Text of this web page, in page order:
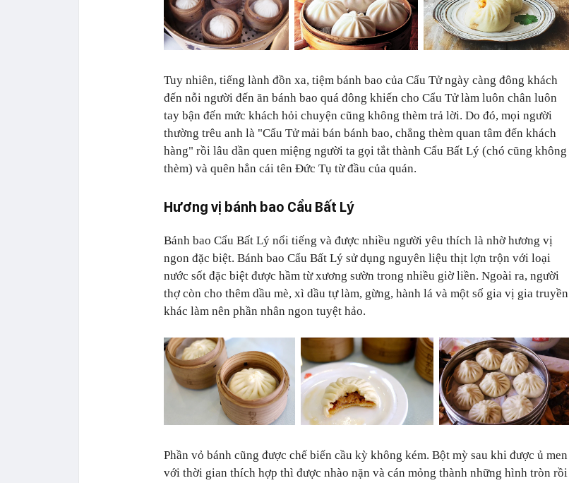
Tuy nhiên, tiếng lành đồn xa, tiệm bánh bao của Cẩu Tử ngày càng đông khách
đến nỗi người đến ăn bánh bao quá đông khiến cho Cẩu Tử làm luôn chân luôn
tay bận đến mức khách hỏi chuyện cũng không thèm trả lời. Do đó, mọi người
thường trêu anh là "Cẩu Tử mải bán bánh bao, chẳng thèm quan tâm đến khách
hàng" rồi lâu dần quen miệng người ta gọi tắt thành Cẩu Bất Lý (chó cũng không
thèm) và quên hẳn cái tên Đức Tụ từ đầu của quán.
Hương vị bánh bao Cẩu Bất Lý
Bánh bao Cẩu Bất Lý nổi tiếng và được nhiều người yêu thích là nhờ hương vị
ngon đặc biệt. Bánh bao Cẩu Bất Lý sử dụng nguyên liệu thịt lợn trộn với loại
nước sốt đặc biệt được hầm từ xương sườn trong nhiều giờ liền. Ngoài ra, người
thợ còn cho thêm dầu mè, xì dầu tự làm, gừng, hành lá và một số gia vị gia truyền
khác làm nên phần nhân ngon tuyệt hảo.
Phần vỏ bánh cũng được chế biến cầu kỳ không kém. Bột mỳ sau khi được ủ men
với thời gian thích hợp thì được nhào nặn và cán mỏng thành những hình tròn rồi